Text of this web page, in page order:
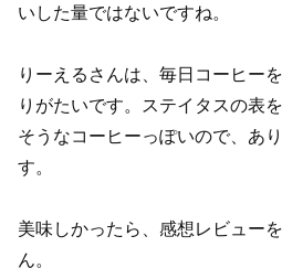
いした量ではないですね。
りーえるさんは、毎日コーヒー
りがたいです。ステイタスの表
そうなコーヒーっぽいので、あ
す。
美味しかったら、感想レビュー
ん。